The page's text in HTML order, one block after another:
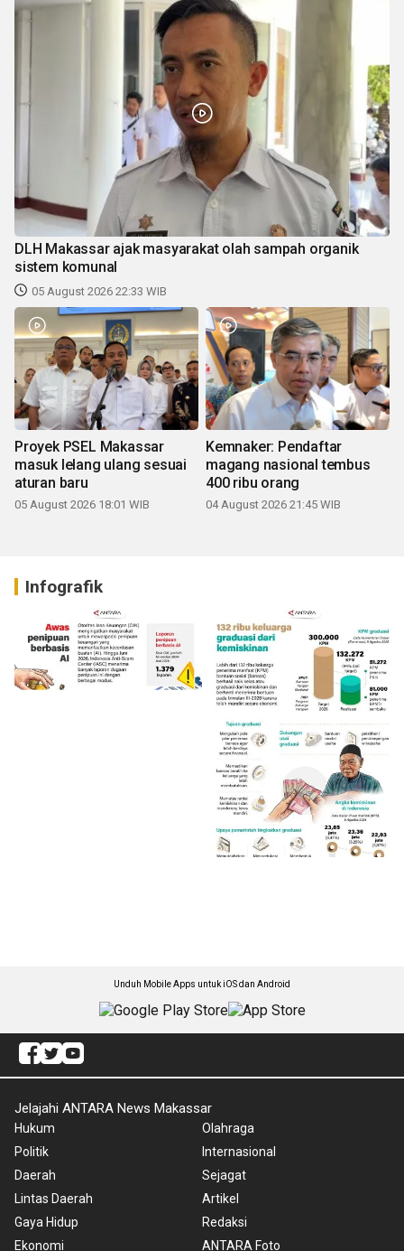
DLH Makassar ajak masyarakat olah sampah organik
sistem komunal
05 August 2026 22:33 WIB
Proyek PSEL Makassar
masuk lelang ulang sesuai
aturan baru
05 August 2026 18:01 WIB
Kemnaker: Pendaftar
magang nasional tembus
400 ribu orang
04 August 2026 21:45 WIB
Infografik
Unduh Mobile Apps untuk iOS dan Android
Jelajahi ANTARA News Makassar
Hukum
Politik
Daerah
Lintas Daerah
Gaya Hidup
Ekonomi
Olahraga
Internasional
Sejagat
Artikel
Redaksi
ANTARA Foto